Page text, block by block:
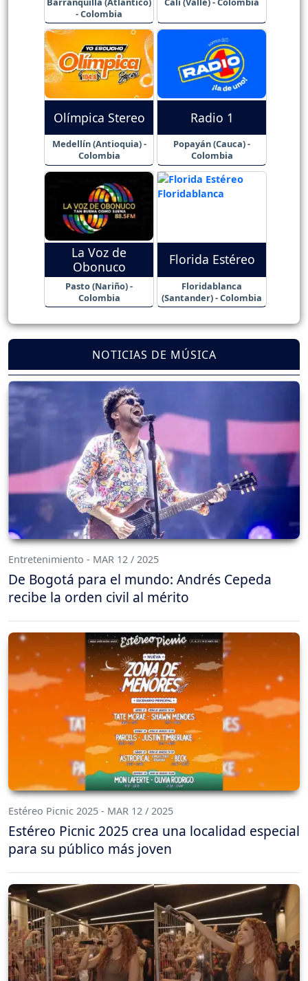
- Colombia
Olímpica Stereo
Medellín (Antioquia) -
Colombia
Radio 1
Popayán (Cauca) -
Colombia
La Voz de
Obonuco
Pasto (Nariño) -
Colombia
Florida Estéreo
Floridablanca
(Santander) - Colombia
NOTICIAS DE MÚSICA
Entretenimiento - MAR 12 / 2025
De Bogotá para el mundo: Andrés Cepeda
recibe la orden civil al mérito
Estéreo Picnic 2025 - MAR 12 / 2025
Estéreo Picnic 2025 crea una localidad especial
para su público más joven